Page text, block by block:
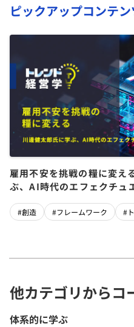
ピックアップコンテン
雇用不安を挑戦の糧に変
ぶ、AI時代のエフェクチュ
#創造 #フレームワーク #
他カテゴリからコ
体系的に学ぶ